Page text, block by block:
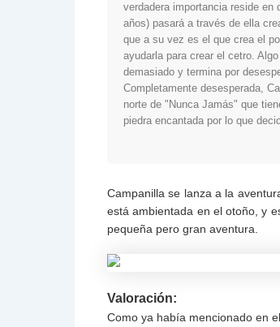
verdadera importancia reside
años) pasará a través de ella
que a su vez es el que crea el
ayudarla para crear el cetro.
demasiado y termina por
Completamente desesperada,
norte de "Nunca Jamás" que
piedra encantada por lo que
Campanilla se lanza a la
está ambientada en el otoño, y
pequeña pero gran aventura.
Valoración:
Como ya había mencionado en